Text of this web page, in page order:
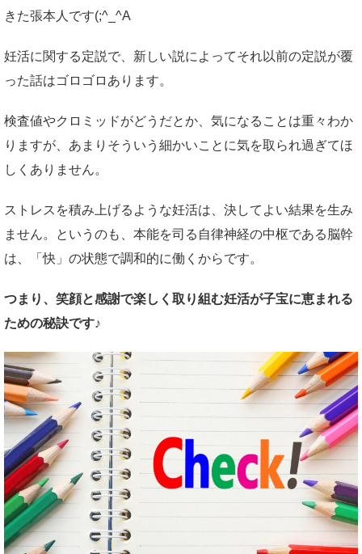
きた張本人です(;^_^A
妊活に関する定説で、新しい説によってそれ以前の定説が覆
った話はゴロゴロあります。
検査値やクロミッドがどうだとか、気になることは重々わか
りますが、あまりそういう細かいことに気を取られ過ぎてほ
しくありません。
ストレスを積み上げるような妊活は、決してよい結果を生み
ません。というのも、本能を司る自律神経の中枢である脳幹
は、「快」の状態で調和的に働くからです。
つまり、笑顔と感謝で楽しく取り組む妊活が子宝に恵まれる
ための秘訣です♪